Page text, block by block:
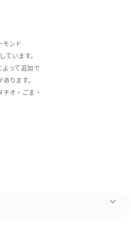
モンド
います。
って追加で
ります。
チオ・ごま・